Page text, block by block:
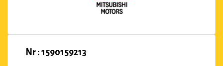
Nr : 1590159213